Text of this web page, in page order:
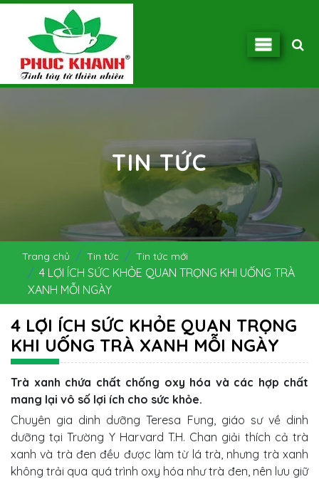
TIN TỨC
Trang chủ Tin tức Tin tức mới
4 LỢI ÍCH SỨC KHỎE QUAN TRỌNG KHI UỐNG TRÀ
XANH MỖI NGÀY
4 LỢI ÍCH SỨC KHỎE QUAN TRỌNG
KHI UỐNG TRÀ XANH MỖI NGÀY
Trà xanh chứa chất chống oxy hóa và các hợp chất
mang lại vô số lợi ích cho sức khỏe.
Chuyên gia dinh dưỡng Teresa Fung, giáo sư về dinh
dưỡng tại Trường Y Harvard T.H. Chan giải thích cả trà
xanh và trà đen đều được làm từ lá trà, nhưng trà xanh
không trải qua quá trình oxy hóa như trà đen, nên lưu giữ